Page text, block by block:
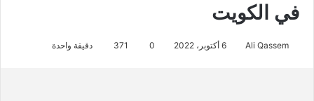
في الكويت
Ali Qassem 6 أكتوبر، 2022 0
371 دقيقة واحدة